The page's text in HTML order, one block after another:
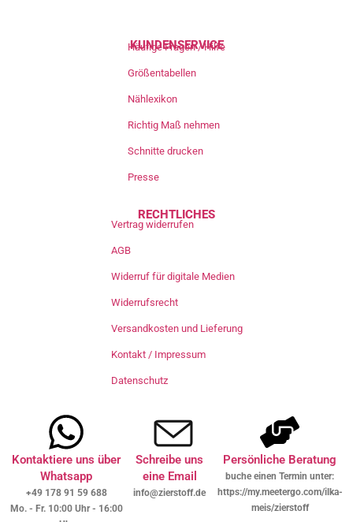
KUNDENSERVICE
Häufige Fragen / Hilfe
Größentabellen
Nählexikon
Richtig Maß nehmen
Schnitte drucken
Presse
RECHTLICHES
Vertrag widerrufen
AGB
Widerruf für digitale Medien
Widerrufsrecht
Versandkosten und Lieferung
Kontakt / Impressum
Datenschutz
Kontaktiere uns über
Whatsapp
+49 178 91 59 688
Mo. - Fr. 10:00 Uhr - 16:00
Schreibe uns
eine Email
info@zierstoff.de
Persönliche Beratung
buche einen Termin unter:
https://my.meetergo.com/ilka-
meis/zierstoff